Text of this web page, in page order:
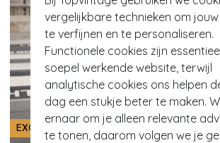
vergelijkbare technieken om
te verfijnen en te personaliseren.
Functionele cookies zijn
soepel werkende website, terwijl
analytische cookies ons helpen
dag een stukje beter te maken.
ernaar om je alleen relevante
te tonen, daarom volgen we je
EXCLUSIEF